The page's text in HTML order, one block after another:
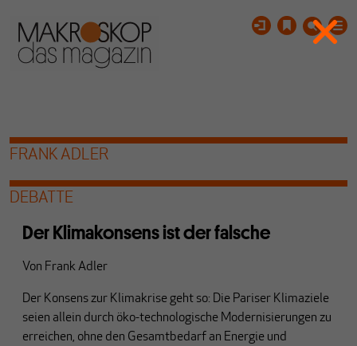
FRANK ADLER
DEBATTE
Der Klimakonsens ist der falsche
Von Frank Adler
Der Konsens zur Klimakrise geht so: Die Pariser Klimaziele
seien allein durch öko-technologische Modernisierungen zu
erreichen, ohne den Gesamtbedarf an Energie und